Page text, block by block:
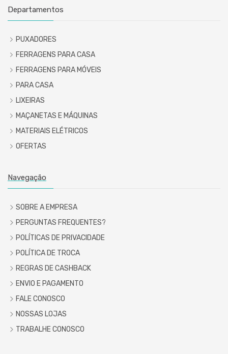
Departamentos
PUXADORES
FERRAGENS PARA CASA
FERRAGENS PARA MÓVEIS
PARA CASA
LIXEIRAS
MAÇANETAS E MÁQUINAS
MATERIAIS ELÉTRICOS
OFERTAS
Navegação
SOBRE A EMPRESA
PERGUNTAS FREQUENTES?
POLÍTICAS DE PRIVACIDADE
POLÍTICA DE TROCA
REGRAS DE CASHBACK
ENVIO E PAGAMENTO
FALE CONOSCO
NOSSAS LOJAS
TRABALHE CONOSCO